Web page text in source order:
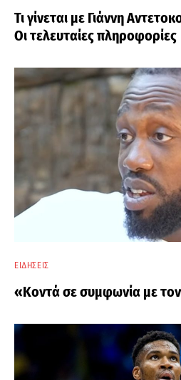
Τι γίνεται με Γιάννη
Οι τελευταίες πληροφορίες
ΕΙΔΉΣΕΙΣ
«Κοντά σε συμφωνία με